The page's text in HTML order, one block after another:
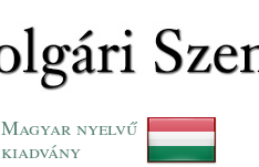
Magyar nyelvű
kiadvány